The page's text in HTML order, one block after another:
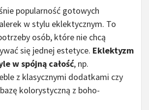
popularność gotowych
w stylu eklektycznym. To
osób, które nie chcą
się jednej estetyce. Eklektyzm
w spójną całość, np.
z klasycznymi dodatkami czy
kolorystyczną z boho-